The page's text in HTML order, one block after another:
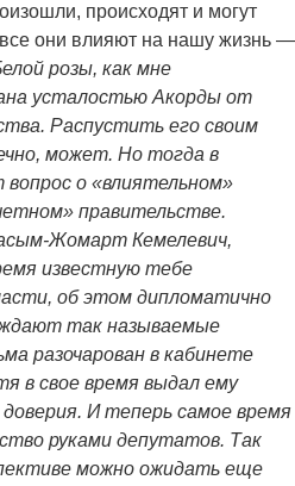
происходят и могут
они влияют на нашу жизнь —
розы, как мне
усталостью Акорды от
Распустить его своим
может. Но тогда в
вопрос о «влиятельном»
правительстве.
Жомарт Кемелевич,
известную тебе
об этом дипломатично
так называемые
разочарован в кабинете
в свое время выдал ему
И теперь самое время
руками депутатов. Так
можно ожидать еще